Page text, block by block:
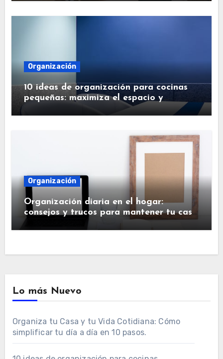
Organización
10 ideas de organización para cocinas
pequeñas: maximiza el espacio y
simplifica tu vida
Organización
Organización diaria en el hogar:
consejos y trucos para mantener tu casa
en orden
Lo más Nuevo
Organiza tu Casa y tu Vida Cotidiana: Cómo
simplificar tu día a día en 10 pasos.